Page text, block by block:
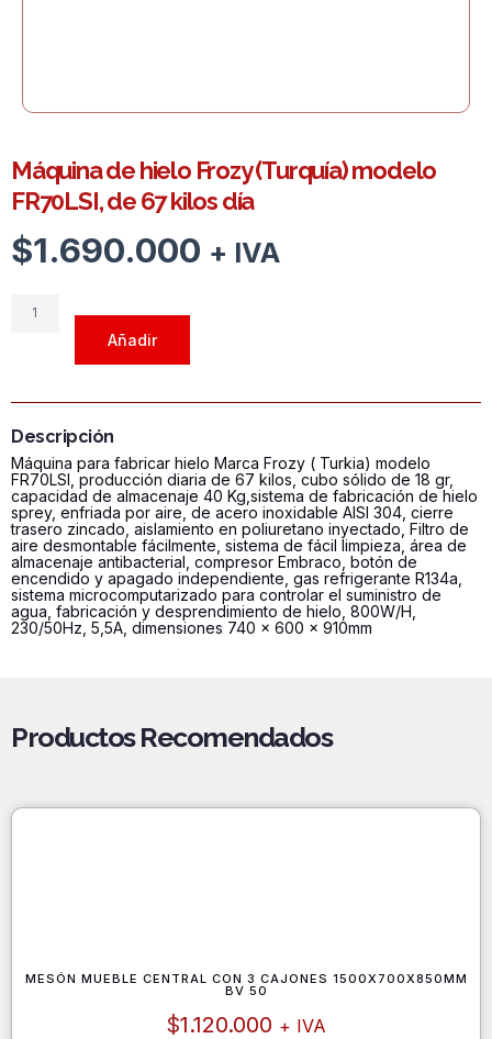
Máquina de hielo Frozy (Turquía) modelo
FR70LSI, de 67 kilos día
$1.690.000 + IVA
Máquina
FR70LSI,
de
67
kilos
día
cantidad
Añadir
Descripción
Máquina para fabricar hielo Marca Frozy ( Turkia) modelo
FR70LSI, producción diaria de 67 kilos, cubo sólido de 18 gr,
capacidad de almacenaje 40 Kg,sistema de fabricación de hielo
sprey, enfriada por aire, de acero inoxidable AISI 304, cierre
trasero zincado, aislamiento en poliuretano inyectado, Filtro de
aire desmontable fácilmente, sistema de fácil limpieza, área de
almacenaje antibacterial, compresor Embraco, botón de
encendido y apagado independiente, gas refrigerante R134a,
sistema microcomputarizado para controlar el suministro de
agua, fabricación y desprendimiento de hielo, 800W/H,
230/50Hz, 5,5A, dimensiones 740 x 600 x 910mm
Productos Recomendados
MESÓN MUEBLE CENTRAL CON 3 CAJONES 1500X700X850MM
BV 50
$1.120.000 + IVA